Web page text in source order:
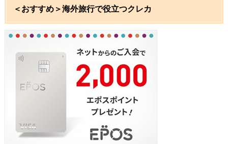
＜おすすめ＞海外旅行で役立つクレカ